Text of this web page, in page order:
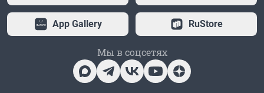
App Gallery RuStore
Мы в соцсетях